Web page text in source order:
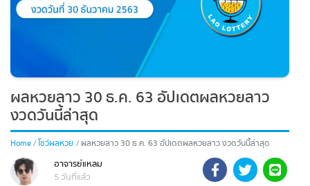
โชว์ผลหวย
โชว์สถิติหวย
หวยสด
ถ่ายทอดสดหวยรัฐบาลไทย
ผลหวยลาว 30 ธ.ค. 63 อัปเดตผลหวยลาว
งวดวันนี้ล่าสุด
Home โชว์ผลหวย ผลหวยลาว 30 ธ.ค. 63 อัปเดตผลหวยลาว งวดวันนี้ล่าสุด
อาจารย์แหลม
5 วันที่แล้ว